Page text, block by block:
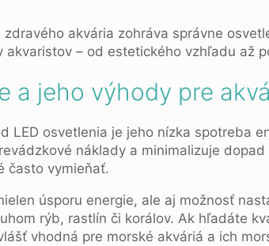
akvária zohráva správne
akvaristov – od estetického vzhľadu až
a jeho výhody pre
LED osvetlenia je jeho nízka spotreba
náklady a minimalizuje
často vymieňať.
úsporu energie, ale aj možnosť
rýb, rastlín či korálov. Ak hľadáte
vhodná pre morské akváriá a ich